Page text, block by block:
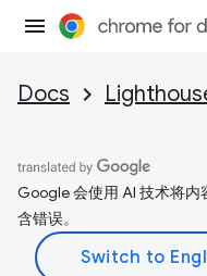
Docs
Google 会使用 AI 技术将
含错误。